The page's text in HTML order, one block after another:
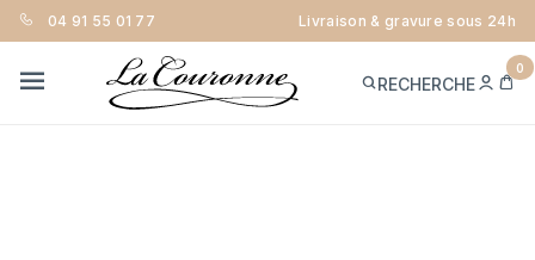
04 91 55 01 77 Livraison & gravure sous 24h
RECHERCHE
ME
0